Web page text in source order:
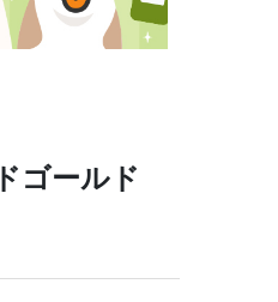
ゴールド